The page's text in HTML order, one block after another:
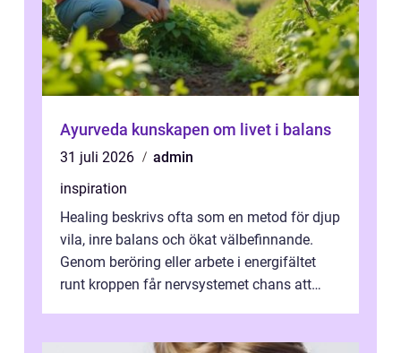
Ayurveda kunskapen om livet i balans
31 juli 2026
admin
inspiration
Healing beskrivs ofta som en metod för djup
vila, inre balans och ökat välbefinnande.
Genom beröring eller arbete i energifältet
runt kroppen får nervsystemet chans att